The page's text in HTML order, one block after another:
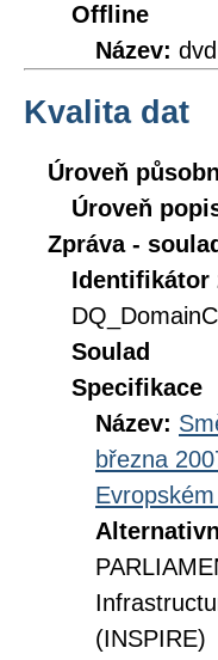
Offline
Název: dvd
Kvalita dat
Úroveň
Úroveň
Zpráva -
Identifikátor
Soulad
Specifikace
Název:
března
(INSPIRE)